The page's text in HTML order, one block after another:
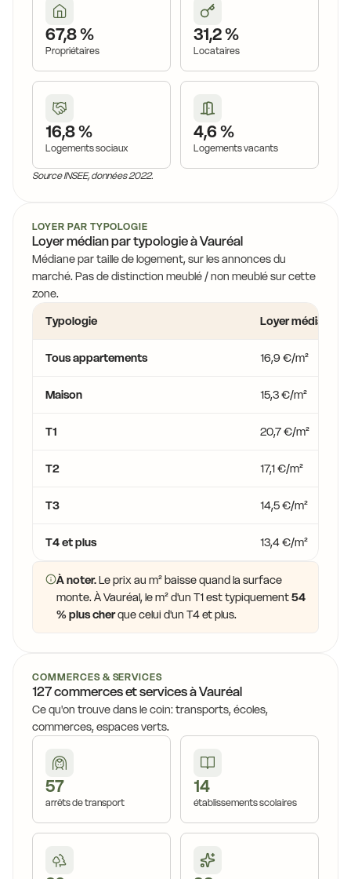
67,8 %
Propriétaires
31,2 %
Locataires
16,8 %
Logements sociaux
4,6 %
Logements vacants
Source INSEE, données 2022.
LOYER PAR TYPOLOGIE
Loyer médian par typologie à Vauréal
Médiane par taille de logement, sur les annonces du
marché. Pas de distinction meublé / non meublé sur cette
zone.
Typologie
Loyer médian
Tous appartements 16,9 €/m²
Maison 15,3 €/m²
T1 20,7 €/m²
T2 17,1 €/m²
T3 14,5 €/m²
T4 et plus 13,4 €/m²
À noter.Le prix au m² baisse quand la surface
monte. À Vauréal, le m² d'un T1 est typiquement54
% plus cherque celui d'un T4 et plus.
COMMERCES & SERVICES
127 commerces et services à Vauréal
Ce qu'on trouve dans le coin: transports, écoles,
commerces, espaces verts.
57
arrêts de transport
14
établissements scolaires